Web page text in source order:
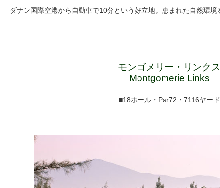
ダナン国際空港から自動車で10分という好立地。恵まれた自然環
モンゴメリー・リンク
Montgomerie Links
■18ホール・Par72・7116ヤード